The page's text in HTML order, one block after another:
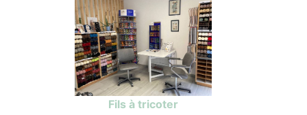
Fils à tricoter